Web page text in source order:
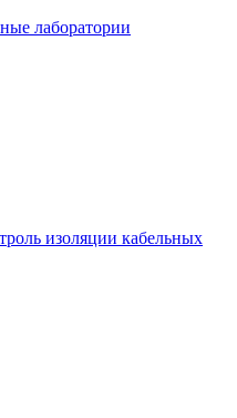
лаборатории
изоляции кабельных